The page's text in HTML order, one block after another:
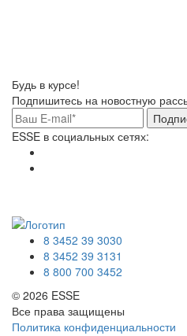
Будь в курсе!
Подпишитесь на новостную
ESSE в социальных сетях:
8 3452 39 3030
8 3452 39 3131
8 800 700 3452
© 2026 ESSE
Все права защищены
Политика конфиденциальности